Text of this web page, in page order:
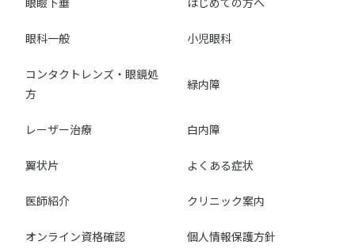
眼科一般 小児眼科
コンタクトレンズ・眼鏡処
方
緑内障
レーザー治療 白内障
翼状片 よくある症状
医師紹介 クリニック案内
オンライン資格確認 個人情報保護方針